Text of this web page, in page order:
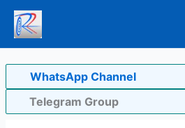
Skip
content
WhatsApp Channel
Telegram Group